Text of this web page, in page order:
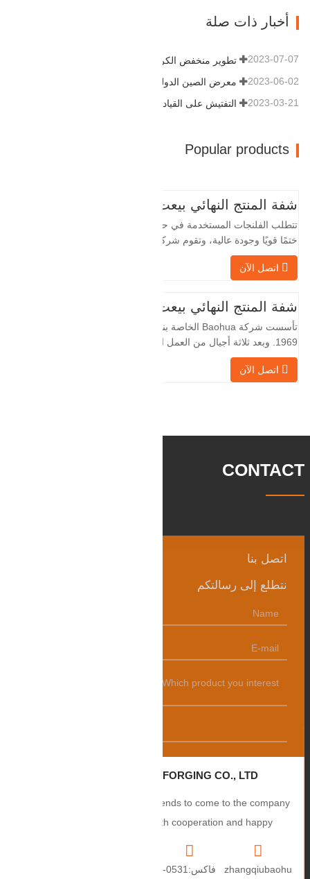
الداخلي 57.76 القطر الخارجي 304.…
أخبار ذات صلة
تطوير منخفض الكربون وعالي الجودة 2023-07-07
معرض الصين الدولي للبترول 2023-06-02
التفتيش على القيادة 2023-03-21
Popular products
شفة المنتج النهائي بيعت
تتطلب الفلنجات المستخدمة في حقول النفط
الخاصة بنا بمعالجة الفلنجات في حقول النفط
لسنوات عديدة وتقوم بتصديرها بشكل غير
لأن الصناعة المحلية ليست مثالية، فإننا نريد
الاستيراد والتصدير مباشرة مع العملاء
الأجانب،
اتصل الآن
شفة المنتج النهائي بيعت
تأسست شركة Baohua الخاصة بنا في عام
1969. وبعد ثلاثة أجيال من العمل الشاق،
وتوليد طاقة الرياح وقطع
اتصل الآن
CONTACT
اتصل بنا
نتطلع إلى رسالتكم
ZHANGQIU BAOHUA FORGING CO., LTD.
Sincerely welcome users and friends to come to the company
فاكس:0531-
zhangqiubaohu